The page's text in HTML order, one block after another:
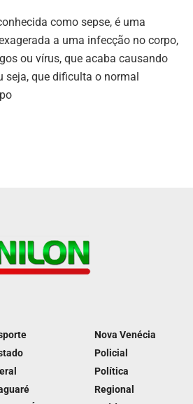
como sepse, é uma
a uma infecção no corpo,
ou vírus, que acaba causando
seja, que dificulta o normal
Nova Venécia
Policial
Política
Regional